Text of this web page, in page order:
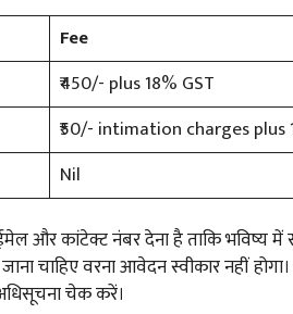
Fee
₹450/- plus 18% GST
₹50/- intimation charges plus
Nil
और कांटेक्ट नंबर देना है ताकि भविष्य
चाहिए वरना आवेदन स्वीकार नहीं
चेक करें।